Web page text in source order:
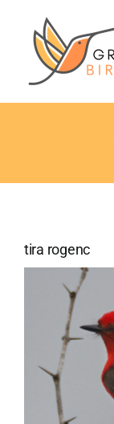
contenido
tira rogenc